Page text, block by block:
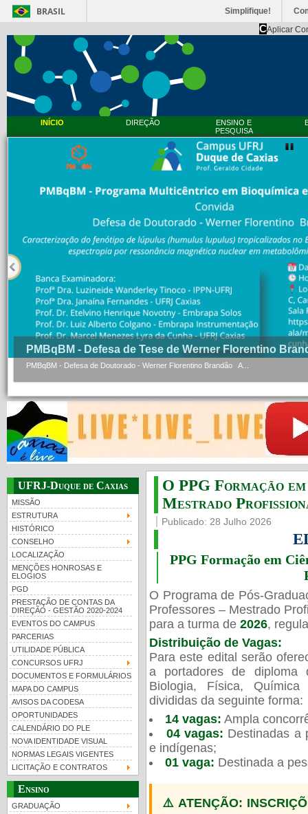
BRASIL Simplifique!
CAplicar
INÍCIO DIREÇÃO
ENSINO E
PESQUISA
PMBqBM - Defesa de Tese de Werner Florentino
PMBqBM - Defesa de Doutorado - Werner Florentino Brandão A...
UFRJ-Duque de Caxias
MISSÃO
ESTRUTURA
HISTÓRICO
CONSELHO
LOCALIZAÇÃO
MENÇÕES HONROSAS E
ELOGIOS
PGD
PRESTAÇÃO DE CONTAS DA
DIREÇÃO - GESTÃO 2020-2024
EVENTOS DO CAMPUS
PARCERIAS
UTILIDADE PÚBLICA
CONCURSOS UFRJ
DOCUMENTOS E FORMULÁRIOS
MAPA DO CAMPUS
AVISOS DA CODESA
OPORTUNIDADES
CALENDÁRIO DO PLE
NOVA IDENTIDADE VISUAL
NORMAS LEGAIS VIGENTES
LICITAÇÃO E CONTRATOS
Ensino
GRADUAÇÃO
O PPG Formação
Mestrado
Publicado: 28 Julho 2026
PPG Formação em
O Programa de Pós-
Professores – Mestrado
para a turma de 2026,
Distribuição de Vagas:
Para este edital serão
a portadores de diploma
Biologia, Física,
divididas da seguinte forma:
14 vagas: Ampla
04 vagas: Destinadas a
e indígenas;
01 vaga: Destinada a
⚠️ ATENÇÃO:
UFRJ 100 anos